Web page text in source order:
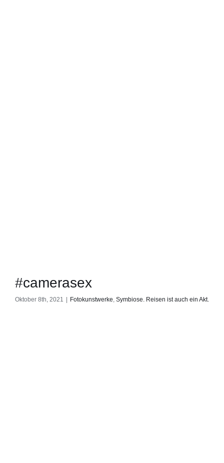
#camerasex
Oktober 8th, 2021 Fotokunstwerke, Symbiose. Reisen ist auch ein Akt.